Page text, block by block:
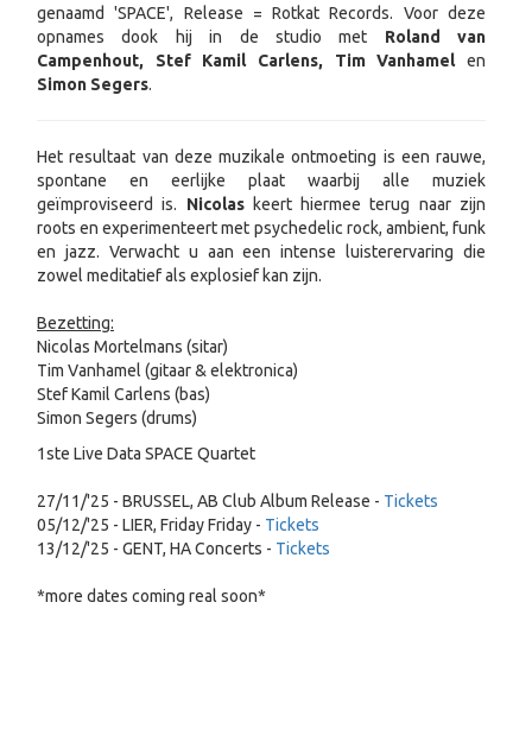
genaamd 'SPACE', Release = Rotkat Records. Voor deze
opnames dook hij in de studio met Roland van
Campenhout, Stef Kamil Carlens, Tim Vanhamel en
Simon Segers.
Het resultaat van deze muzikale ontmoeting is een rauwe,
spontane en eerlijke plaat waarbij alle muziek
geïmproviseerd is. Nicolaskeert hiermee terug naar zijn
roots en experimenteert met psychedelic rock, ambient, funk
en jazz. Verwacht u aan een intense luisterervaring die
zowel meditatief als explosief kan zijn.
Bezetting:
Nicolas Mortelmans (sitar)
Tim Vanhamel (gitaar & elektronica)
Stef Kamil Carlens (bas)
Simon Segers (drums)
1ste Live Data SPACE Quartet
27/11/'25 - BRUSSEL, AB Club Album Release - Tickets
05/12/'25 - LIER, Friday Friday - Tickets
13/12/'25 - GENT, HA Concerts - Tickets
*more dates coming real soon*